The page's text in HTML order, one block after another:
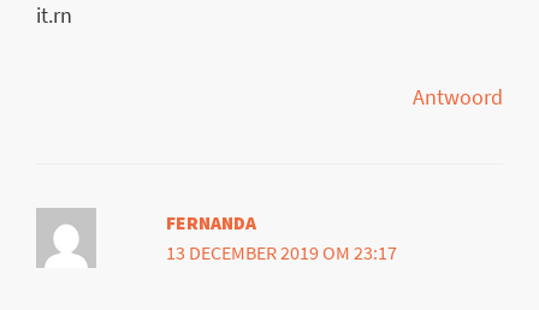
it.rn
Antwoord
FERNANDA
13 DECEMBER 2019 OM 23:17